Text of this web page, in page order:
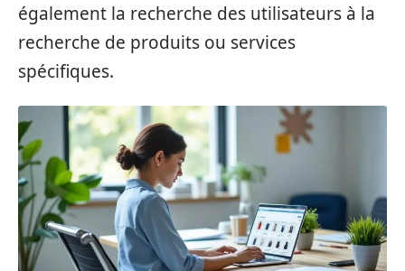
également la recherche des utilisateurs à la
recherche de produits ou services
spécifiques.